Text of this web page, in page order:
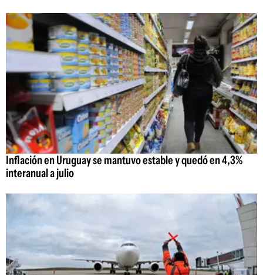
Inflación en Uruguay se mantuvo estable y quedó en 4,3%
interanual a julio